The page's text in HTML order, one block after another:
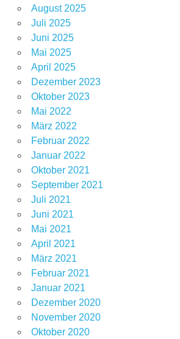
August 2025
Juli 2025
Juni 2025
Mai 2025
April 2025
Dezember 2023
Oktober 2023
Mai 2022
März 2022
Februar 2022
Januar 2022
Oktober 2021
September 2021
Juli 2021
Juni 2021
Mai 2021
April 2021
März 2021
Februar 2021
Januar 2021
Dezember 2020
November 2020
Oktober 2020